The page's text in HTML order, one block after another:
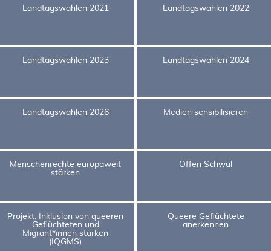
Landtagswahlen 2021 Landtagswahlen 2022
Landtagswahlen 2023 Landtagswahlen 2024
Landtagswahlen 2026 Medien sensibilisieren
Menschenrechte europaweit
stärken
Offen Schwul
Projekt: Inklusion von queeren
Geflüchteten und
Migrant*innen stärken
(IQGMS)
Queere Geflüchtete
anerkennen